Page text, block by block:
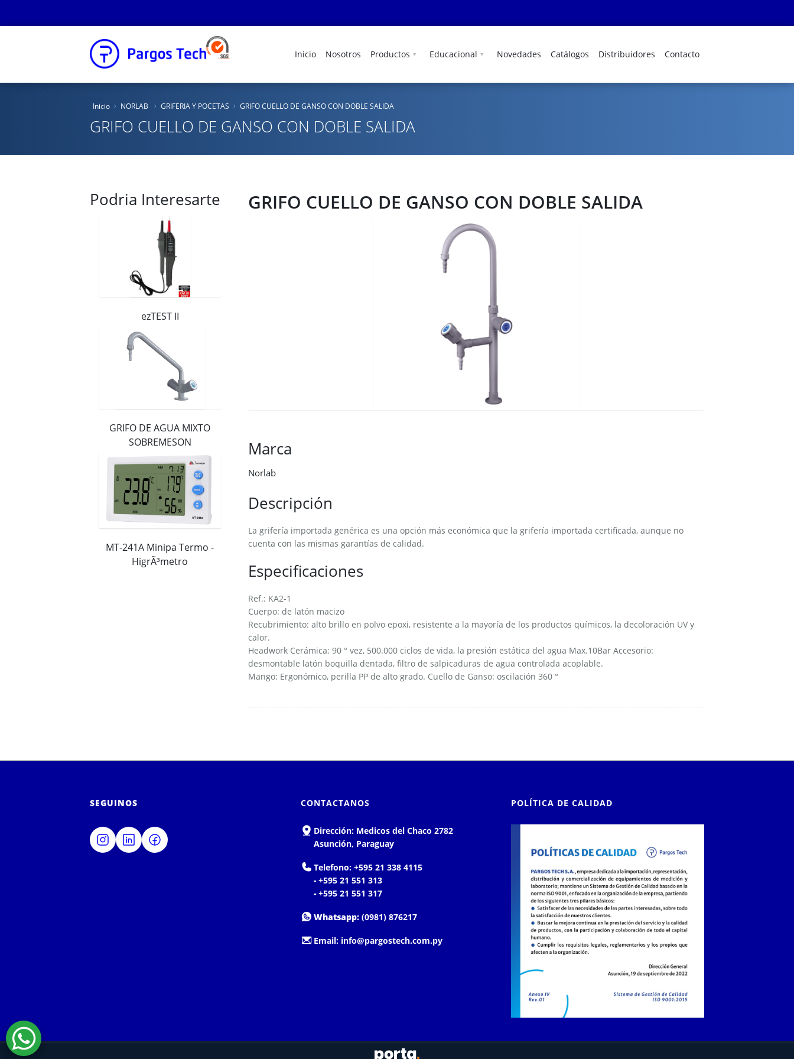
Inicio Nosotros Productos Educacional Novedades Catálogos Distribuidores Contacto
Nosotros
Novedades
Distribuidores
Inicio NORLAB GRIFERIA Y POCETAS GRIFO CUELLO DE GANSO CON DOBLE SALIDA
GRIFO CUELLO DE GANSO CON DOBLE SALIDA
Podria Interesarte
ezTEST II
GRIFO DE AGUA MIXTO
SOBREMESON
MT-241A Minipa Termo -
HigrÃ³metro
GRIFO CUELLO DE GANSO CON DOBLE SALIDA
Marca
Norlab
Descripción
La grifería importada genérica es una opción más económica que la grifería importada certificada, aunque no
cuenta con las mismas garantías de calidad.
Especificaciones
Ref.: KA2-1
Cuerpo: de latón macizo
Recubrimiento: alto brillo en polvo epoxi, resistente a la mayoría de los productos químicos, la decoloración UV y
calor.
Headwork Cerámica: 90 ° vez, 500.000 ciclos de vida, la presión estática del agua Max.10Bar Accesorio:
desmontable latón boquilla dentada, filtro de salpicaduras de agua controlada acoplable.
Mango: Ergonómico, perilla PP de alto grado. Cuello de Ganso: oscilación 360 °
SEGUINOS CONTACTANOS
Dirección: Medicos del Chaco 2782
Asunción, Paraguay
Telefono: +595 21 338 4115
-+595 21 551 313
-+595 21 551 317
Whatsapp: (0981) 876217
Email: info@pargostech.com.py
POLÍTICA DE CALIDAD